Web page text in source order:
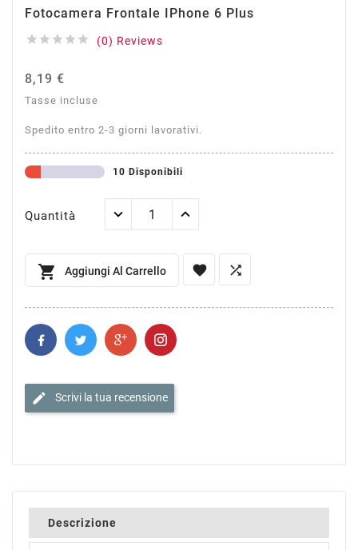
Fotocamera Frontale IPhone 6 Plus
     (0) Reviews
8,19 €
Tasse incluse
Spedito entro 2-3 giorni lavorativi.
10 Disponibili
Quantità
 Aggiungi Al Carrello  
edit Scrivi la tua recensione
Descrizione